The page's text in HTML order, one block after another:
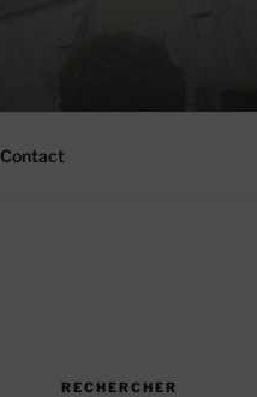
Contact
RECHERCHER